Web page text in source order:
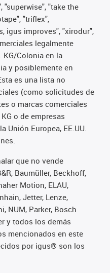
"superwise", "take the
"triflex",
igus improves", "xirodur",
legalmente
KG/Colonia en la
y posiblemente en
es una lista no
(como solicitudes de
o marcas comerciales
o de empresas
Unión Europea, EE.UU.
que no vende
Baumüller, Beckhoff,
Motion, ELAU,
Jetter, Lenze,
NUM, Parker, Bosch
y todos los demás
mencionados en este
por igus® son los